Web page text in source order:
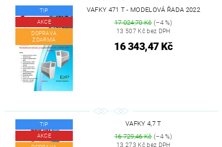
TIP
AKCE
DOPRAVA
ZDARMA
VAFKY 471 T - MODELOVÁ ŘADA 2022
17 024,70 Kč(–4 %)
13 507 Kč bez DPH
16 343,47 Kč
TIP
AKCE
VAFKY 4,7 T
16 729,46 Kč(–4 %)
13 273 Kč bez DPH